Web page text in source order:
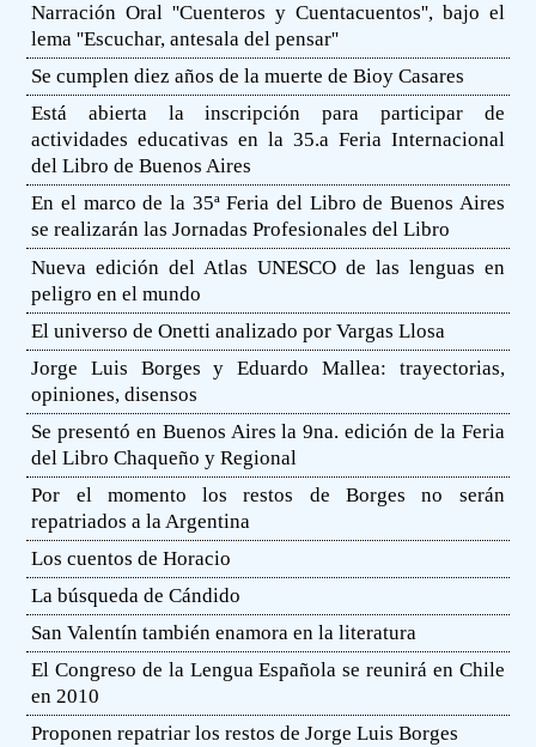
Narración Oral ''Cuenteros y Cuentacuentos'', bajo el
lema ''Escuchar, antesala del pensar''
Se cumplen diez años de la muerte de Bioy Casares
Está abierta la inscripción para participar de
actividades educativas en la 35.a Feria Internacional
del Libro de Buenos Aires
En el marco de la 35ª Feria del Libro de Buenos Aires
se realizarán las Jornadas Profesionales del Libro
Nueva edición del Atlas UNESCO de las lenguas en
peligro en el mundo
El universo de Onetti analizado por Vargas Llosa
Jorge Luis Borges y Eduardo Mallea: trayectorias,
opiniones, disensos
Se presentó en Buenos Aires la 9na. edición de la Feria
del Libro Chaqueño y Regional
Por el momento los restos de Borges no serán
repatriados a la Argentina
Los cuentos de Horacio
La búsqueda de Cándido
San Valentín también enamora en la literatura
El Congreso de la Lengua Española se reunirá en Chile
en 2010
Proponen repatriar los restos de Jorge Luis Borges